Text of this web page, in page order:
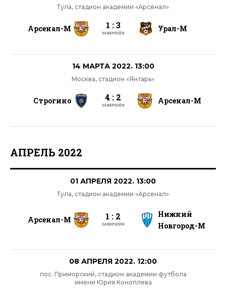
Тула, стадион академии «Арсенал»
Арсенал-М 1 : 3
ЗАВЕРШЁН Урал-М
14 МАРТА 2022. 13:00
Москва, стадион «Янтарь»
Строгино 4 : 2
ЗАВЕРШЁН Арсенал-М
АПРЕЛЬ 2022
01 АПРЕЛЯ 2022. 13:00
Тула, стадион академии «Арсенал»
Арсенал-М 1 : 2
ЗАВЕРШЁН
Нижний
Новгород-М
08 АПРЕЛЯ 2022. 12:00
пос. Приморский, стадион академии футбола
имени Юрия Коноплева